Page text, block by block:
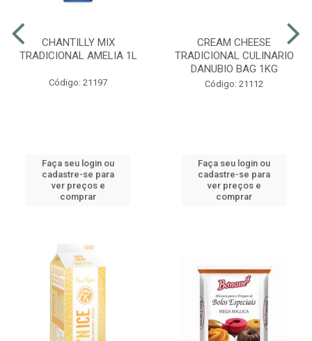
CHANTILLY MIX
TRADICIONAL AMELIA 1L
Código: 21197
Faça seu login ou
cadastre-se para
ver preços e
comprar
CREAM CHEESE
TRADICIONAL CULINARIO
DANUBIO BAG 1KG
Código: 21112
Faça seu login ou
cadastre-se para
ver preços e
comprar